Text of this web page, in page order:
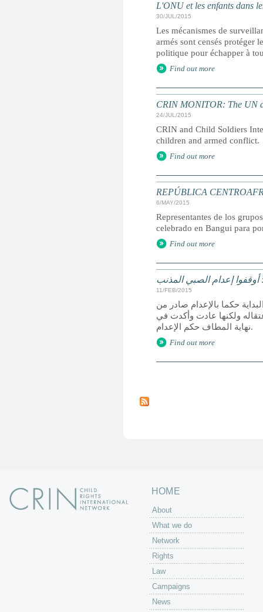
L'ONU et les enfants dans
30/JUL/2015
Les mécanismes de
armés sont censés protéger
politique pour échapper à
Find out more
CRIN MONITOR: The UN
24/JUL/2015
CRIN and Child Soldiers
children and armed
Find out more
REPÚBLICA
6/MAY/2015
Representantes de los
celebrado en Bangui para
Find out more
أوقفوا إعدام الصبي المذنب
11/FEB/2015
العليا ألغت في البداية حكما بالإعدام صادر من
إلى أنه كان تحت 18 عاما وقت اعتقاله ولكنها عادت وأكدت في
نهاية المطاف حكم الإعدام.
Find out more
a
HOME
About
What we do
Network
Rights
Law
Campaigns
News